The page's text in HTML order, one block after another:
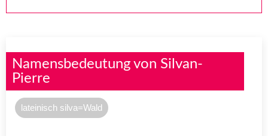
Namensbedeutung von Silvan-
Pierre
lateinisch silva=Wald